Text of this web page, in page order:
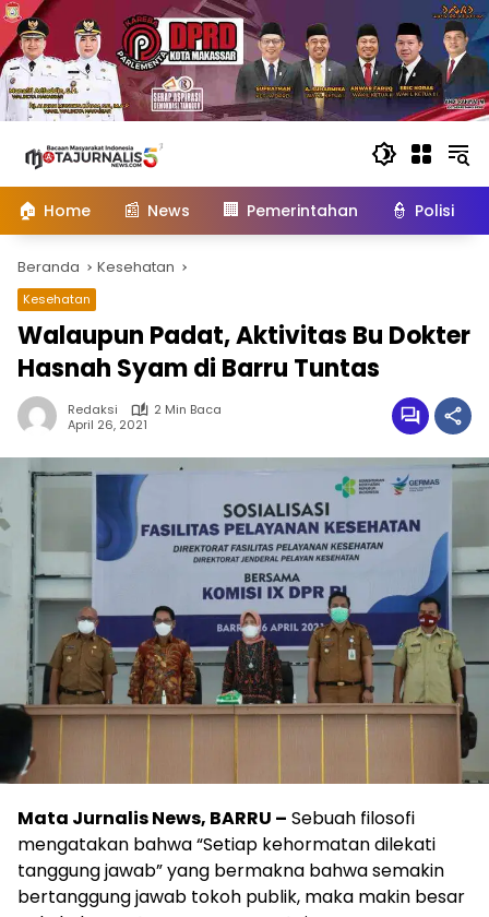
konten
🏠 Home 📰 News 🏢 Pemerintahan 👮 Polisi
Beranda Kesehatan
Kesehatan
Walaupun Padat, Aktivitas Bu Dokter
Hasnah Syam di Barru Tuntas
Redaksi
2 Min Baca
April 26, 2021
Mata Jurnalis News, BARRU – Sebuah filosofi
mengatakan bahwa “Setiap kehormatan dilekati
tanggung jawab” yang bermakna bahwa semakin
bertanggung jawab tokoh publik, maka makin besar